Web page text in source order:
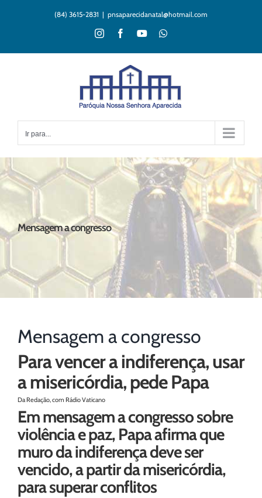
(84) 3615-2831 | pnsaparecidanatal@hotmail.com
InstagramFacebookYouTubeWhatsApp
Ir para...
Mensagem a congresso
Mensagem a congresso
Para vencer a indiferença, usar
a misericórdia, pede Papa
Da Redação, com Rádio Vaticano
Em mensagem a congresso sobre
violência e paz, Papa afirma que
muro da indiferença deve ser
vencido, a partir da misericórdia,
para superar conflitos